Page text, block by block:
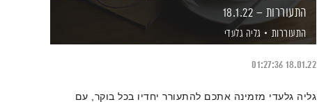
התעוררות – 18.1.22
התעוררות גליה גלעדי
18.01.22
01:27:36
גליה גלעדי מזמינה אתכם להתעורר יחדיו בכל בוקר, עם